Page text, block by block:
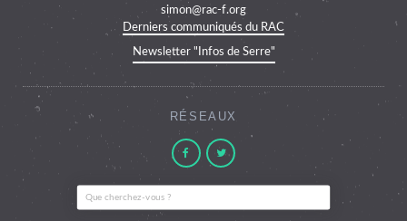
simon@rac-f.org
Derniers communiqués du RAC
Newsletter "Infos de Serre"
RÉSEAUX